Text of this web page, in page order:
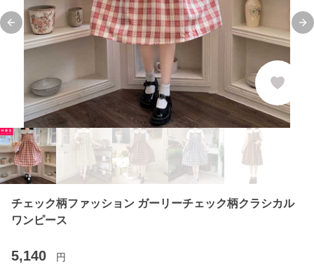
Previous slide
チェック柄ファッション ガーリーチェック柄クラシカル
ワンピース
5,140 円